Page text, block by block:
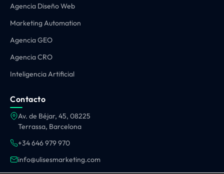
Agencia Diseño Web
Marketing Automation
Agencia GEO
Agencia CRO
Inteligencia Artificial
Contacto
Av. de Béjar, 45, 08225
Terrassa, Barcelona
+34 646 979 970
info@ulisesmarketing.com